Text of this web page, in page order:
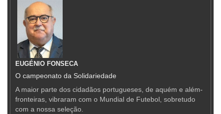
EUGÉNIO FONSECA
O campeonato da Solidariedade
A maior parte dos cidadãos portugueses, de aquém e além-
fronteiras, vibraram com o Mundial de Futebol, sobretudo
com a nossa seleção.